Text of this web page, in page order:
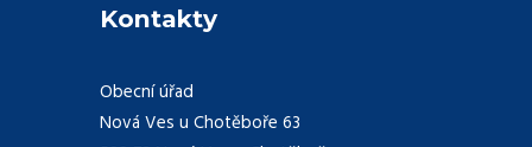
Kontakty
Obecní úřad
Nová Ves u Chotěboře 63